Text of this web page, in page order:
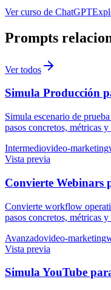
Ver curso de ChatGPT
Prompts
Ver todos
Simula Producción
Simula escenario de
pasos concretos, métricas
Intermediovideo-marketing
Vista previa
Convierte Webinars
Convierte workflow
pasos concretos, métricas
Avanzadovideo-marketing
Vista previa
Simula YouTube